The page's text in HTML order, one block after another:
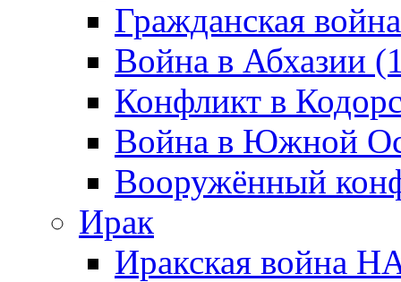
Гражданская
Война в Абхазии
Конфликт в
Война в Южной
Вооружённый
Ирак
Иракская война